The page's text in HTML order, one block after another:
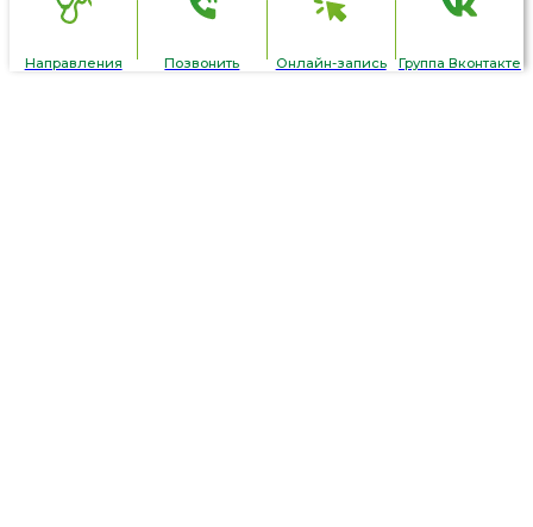
Направления Позвонить Онлайн-запись Группа Вконтакте